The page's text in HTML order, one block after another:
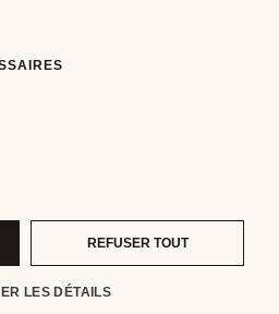
REFUSER TOUT
LES DÉTAILS